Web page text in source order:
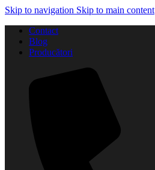
Skip to navigation Skip to main content
Contact
Blog
Producători